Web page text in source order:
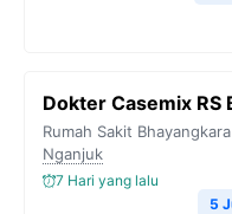
Dokter Casemix RS
Rumah Sakit
Nganjuk
7 Hari yang lalu
5